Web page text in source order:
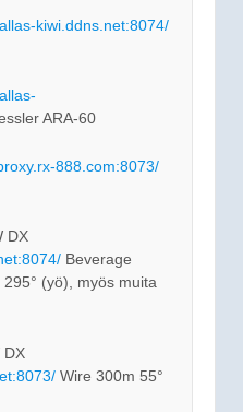
kiwi.ddns.net:8074/
ARA-60
888.com:8073/
DX
Beverage
(yö), myös muita
DX
Wire 300m 55°